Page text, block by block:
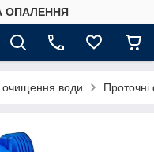
ОПАЛЕННЯ
очищення води Проточні